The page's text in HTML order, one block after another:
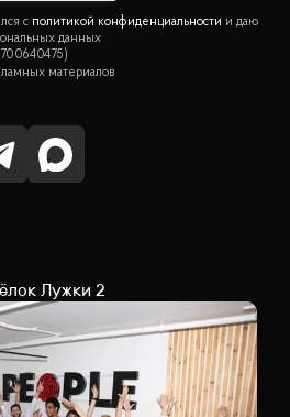
политикой конфиденциальности
Лужки 2